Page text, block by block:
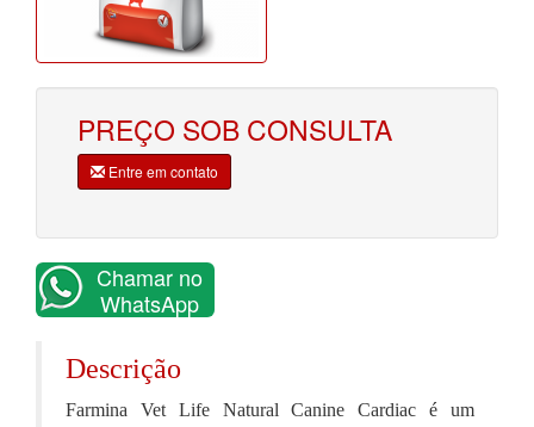
PREÇO SOB CONSULTA
Entre em contato
Chamar no
WhatsApp
Descrição
Farmina Vet Life Natural Canine Cardiac é um